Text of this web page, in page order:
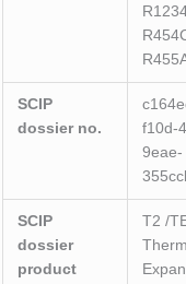
SCIP
dossier no.
f10d-
9eae-
SCIP
dossier
product
T2 /